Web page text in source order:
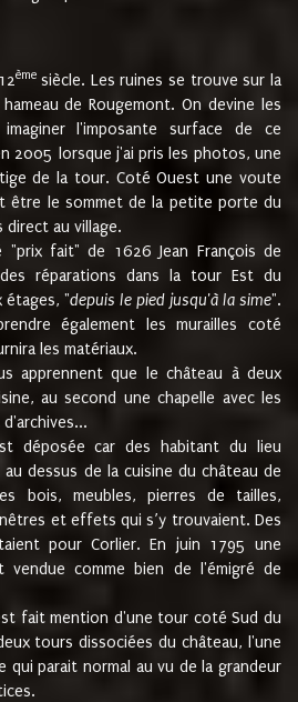
èmesiècle. Les ruines se trouve sur la
de Rougemont. On devine les
l'imposante surface de ce
2005 lorsque j'ai pris les photos, une
de la tour. Coté Ouest une voute
être le sommet de la petite porte du
direct au village.
"prix fait" de 1626 Jean François de
des réparations dans la tour Est du
étages, "depuis le pied jusqu'à la sime".
également les murailles coté
les matériaux.
apprennent que le château à deux
au second une chapelle avec les
déposée car des habitant du lieu
dessus de la cuisine du château de
bois, meubles, pierres de tailles,
et effets qui s’y trouvaient. Des
pour Corlier. En juin 1795 une
vendue comme bien de l'émigré de
fait mention d'une tour coté Sud du
tours dissociées du château, l'une
qui parait normal au vu de la grandeur